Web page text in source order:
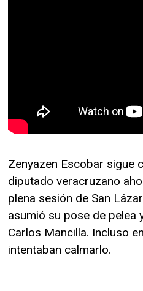
Zenyazen Escobar sigue
diputado veracruzano
plena sesión de San
asumió su pose de pelea
Carlos Mancilla. Incluso
intentaban calmarlo.